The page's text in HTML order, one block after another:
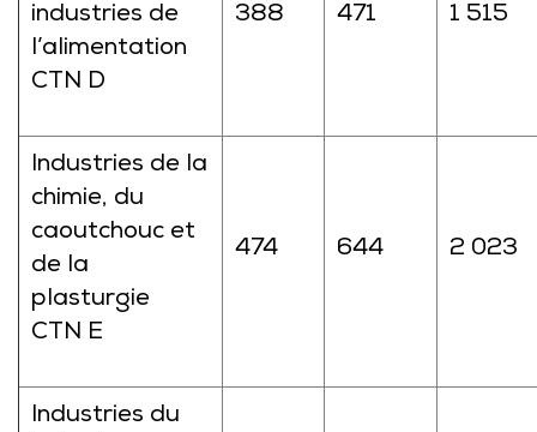
industries de
l’alimentation
CTN D
388 471 1 515
Industries de la
chimie, du
caoutchouc et
de la
plasturgie
CTN E
474 644 2 023
Industries du